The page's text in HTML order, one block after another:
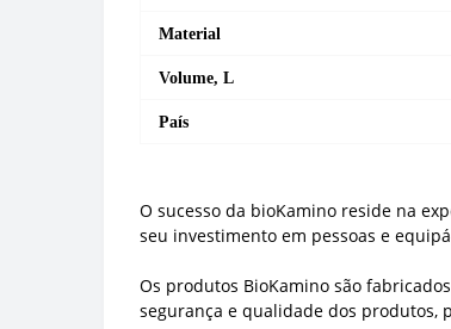
Material
Volume, L
País
O sucesso da bioKamino reside na
seu investimento em pessoas e
Os produtos BioKamino são
segurança e qualidade dos produtos,